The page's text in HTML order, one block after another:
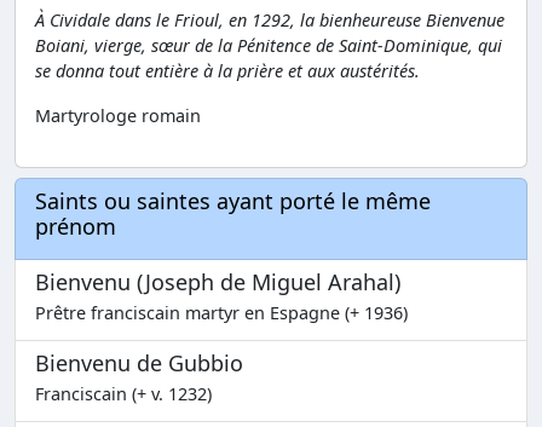
À Cividale dans le Frioul, en 1292, la bienheureuse Bienvenue
Boiani, vierge, sœur de la Pénitence de Saint-Dominique, qui
se donna tout entière à la prière et aux austérités.
Martyrologe romain
Saints ou saintes ayant porté le même
prénom
Bienvenu (Joseph de Miguel Arahal)
Prêtre franciscain martyr en Espagne (+ 1936)
Bienvenu de Gubbio
Franciscain (+ v. 1232)